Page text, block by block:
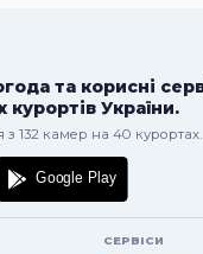
та корисні
курортів України.
132 камер на 40 курортах.
СЕРВІСИ